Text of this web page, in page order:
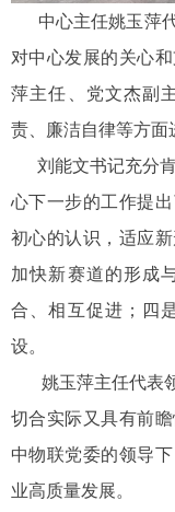
中心主任姚玉萍
对中心发展的关心
萍主任、党文杰副
责、廉洁自律等方面
刘能文书记充分肯
心下一步的工作提
初心的认识，适应
加快新赛道的形成
合、相互促进；四
设。
姚玉萍主任代表
切合实际又具有前
中物联党委的领导
业高质量发展。